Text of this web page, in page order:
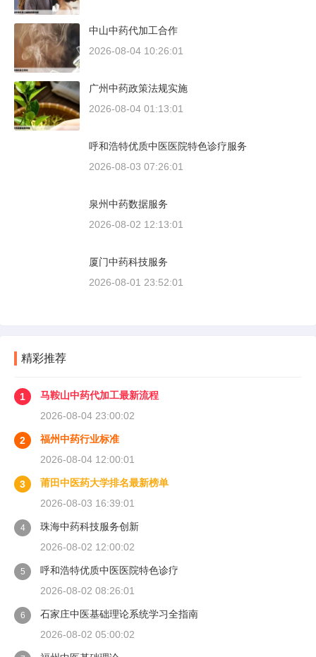
中山中药代加工合作
2026-08-04 10:26:01
广州中药政策法规实施
2026-08-04 01:13:01
呼和浩特优质中医医院特色诊疗服务
2026-08-03 07:26:01
泉州中药数据服务
2026-08-02 12:13:01
厦门中药科技服务
2026-08-01 23:52:01
精彩推荐
1
马鞍山中药代加工最新流程
2026-08-04 23:00:02
2
福州中药行业标准
2026-08-04 12:00:01
3
莆田中医药大学排名最新榜单
2026-08-03 16:39:01
4
珠海中药科技服务创新
2026-08-02 12:00:02
5
呼和浩特优质中医医院特色诊疗
2026-08-02 08:26:01
6
石家庄中医基础理论系统学习全指南
2026-08-02 05:00:02